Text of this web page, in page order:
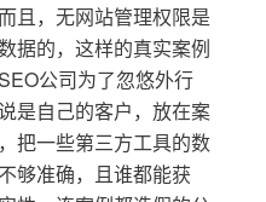
且，无网站管理权限是
据的，这样的真实案例
公司为了忽悠外行
是自己的客户，放在案
把一些第三方工具的数
够准确，且谁都能获